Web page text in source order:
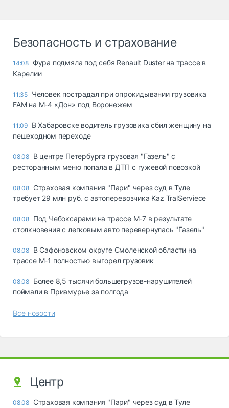
Безопасность и страхование
14:08 Фура подмяла под себя Renault Duster на трассе в
Карелии
11:35 Человек пострадал при опрокидывании грузовика
FAM на М-4 «Дон» под Воронежем
11:09 В Хабаровске водитель грузовика сбил женщину на
пешеходном переходе
08.08 В центре Петербурга грузовая "Газель" с
ресторанным меню попала в ДТП с гужевой повозкой
08.08 Страховая компания "Пари" через суд в Туле
требует 29 млн руб. с автоперевозчика Kaz TralServiece
08.08 Под Чебоксарами на трассе М-7 в результате
столкновения с легковым авто перевернулась "Газель"
08.08 В Сафоновском округе Смоленской области на
трассе М-1 полностью выгорел грузовик
08.08 Более 8,5 тысячи большегрузов-нарушителей
поймали в Приамурье за полгода
Все новости
Центр
08.08 Страховая компания "Пари" через суд в Туле